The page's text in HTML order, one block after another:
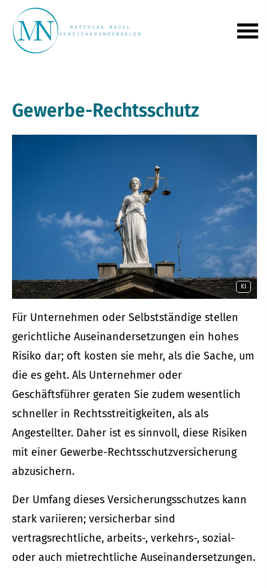
Gewerbe-Rechtsschutz
KI
Für Unternehmen oder Selbstständige stellen
gerichtliche Auseinandersetzungen ein hohes
Risiko dar; oft kosten sie mehr, als die Sache, um
die es geht. Als Unternehmer oder
Geschäftsführer geraten Sie zudem wesentlich
schneller in Rechtsstreitigkeiten, als als
Angestellter. Daher ist es sinnvoll, diese Risiken
mit einer Gewerbe-Rechts­schutz­ver­si­che­rung
abzusichern.
Der Umfang dieses Versicherungsschutzes kann
stark variieren; versicherbar sind
vertragsrechtliche, arbeits-, verkehrs-, sozial-
oder auch mietrechtliche Auseinandersetzungen.